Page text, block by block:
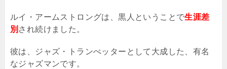
ルイ・アームストロングは、黒人ということで生涯差
別 され続けました。
彼は、ジャズ・トランぺッターとして大成した、有名
なジャズマンです。